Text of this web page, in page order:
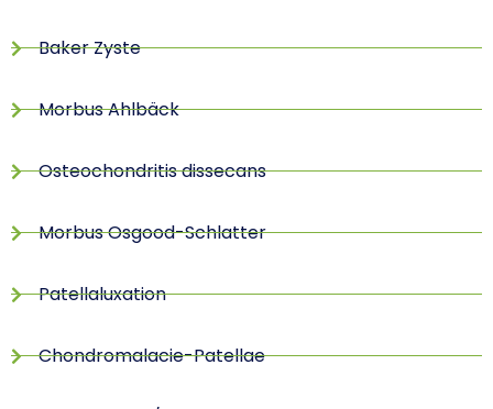
Baker Zyste
Morbus Ahlbäck
Osteochondritis dissecans
Morbus Osgood-Schlatter
Patellaluxation
Chondromalacie-Patellae